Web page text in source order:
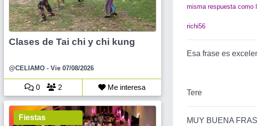
Clases de Tai chi y chi kung
@CELIAMO - Vie 07/08/2026
0 2 Me interesa
Fiestas
misma respuesta como
richi56
Esa frase es
Tere
MUY BUENA